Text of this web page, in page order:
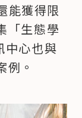
能獲得限
「生態學
心也與
。